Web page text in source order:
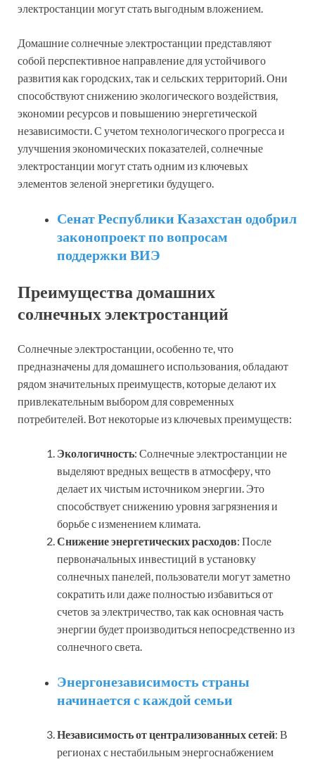
электростанции могут стать выгодным вложением.
Домашние солнечные электростанции представляют
собой перспективное направление для устойчивого
развития как городских, так и сельских территорий. Они
способствуют снижению экологического воздействия,
экономии ресурсов и повышению энергетической
независимости. С учетом технологического прогресса и
улучшения экономических показателей, солнечные
электростанции могут стать одним из ключевых
элементов зеленой энергетики будущего.
Сенат Республики Казахстан одобрил
законопроект по вопросам
поддержки ВИЭ
Преимущества домашних
солнечных электростанций
Солнечные электростанции, особенно те, что
предназначены для домашнего использования, обладают
рядом значительных преимуществ, которые делают их
привлекательным выбором для современных
потребителей. Вот некоторые из ключевых преимуществ:
Экологичность: Солнечные электростанции не
выделяют вредных веществ в атмосферу, что
делает их чистым источником энергии. Это
способствует снижению уровня загрязнения и
борьбе с изменением климата.
Снижение энергетических расходов: После
первоначальных инвестиций в установку
солнечных панелей, пользователи могут заметно
сократить или даже полностью избавиться от
счетов за электричество, так как основная часть
энергии будет производиться непосредственно из
солнечного света.
Энергонезависимость страны
начинается с каждой семьи
Независимость от централизованных сетей: В
регионах с нестабильным энергоснабжением